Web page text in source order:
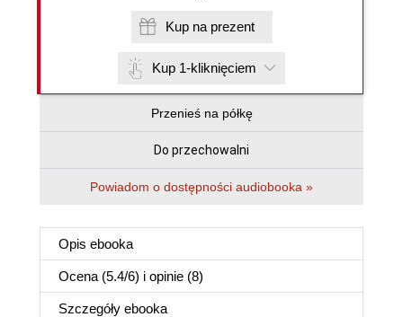
Kup na prezent
Kup 1-kliknięciem
Przenieś na półkę
Do przechowalni
Powiadom o dostępności audiobooka »
Opis ebooka
Ocena (5.4/6) i opinie (8)
Szczegóły ebooka